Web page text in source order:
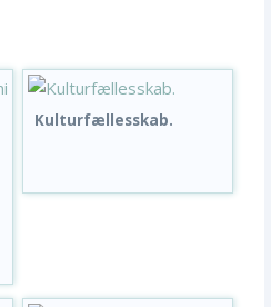
Kulturfællesskab.